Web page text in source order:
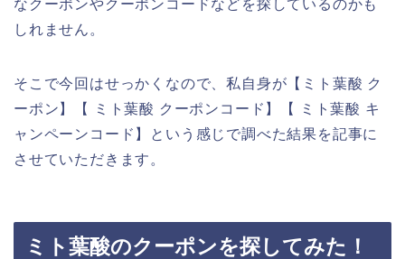
なクーポンやクーポンコードなどを探しているのかも
しれません。
そこで今回はせっかくなので、私自身が【ミト葉酸 ク
ーポン】【 ミト葉酸 クーポンコード】【 ミト葉酸 キ
ャンペーンコード】という感じで調べた結果を記事に
させていただきます。
ミト葉酸のクーポンを探してみた！